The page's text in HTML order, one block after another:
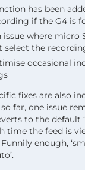
has been
if the G4 is
issue where micro
select the
occasional
fixes are also
far, one issue
to the default
time the feed is
enough,